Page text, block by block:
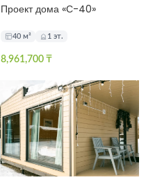
Проект дома «С-40»
40 м² 1 эт.
8,961,700 ₸